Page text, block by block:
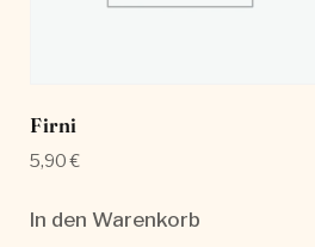
Firni
5,90€
In den Warenkorb